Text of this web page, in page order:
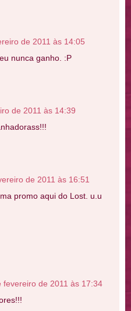
de 2011 às 14:05
nunca ganho. :P
de 2011 às 14:39
de 2011 às 16:51
promo aqui do Lost. u.u
fevereiro de 2011 às 17:34